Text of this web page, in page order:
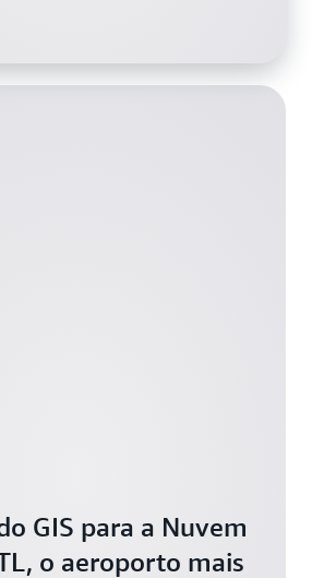
GIS para a Nuvem
o aeroporto mais